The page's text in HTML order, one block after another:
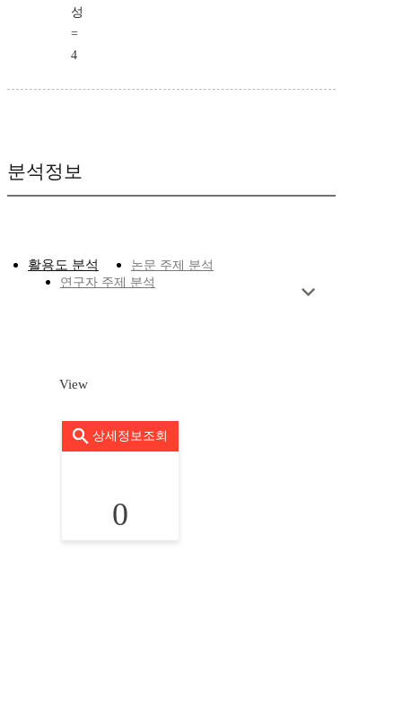
성
=
4
분석정보
활용도 분석
논문 주제 분석
연구자 주제 분석
View
상세정보조회
0